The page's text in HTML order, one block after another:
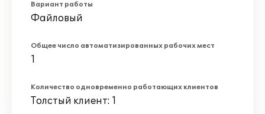
Вариант работы
Файловый
Общее число автоматизированных рабочих мест
1
Количество одновременно работающих клиентов
Толстый клиент: 1